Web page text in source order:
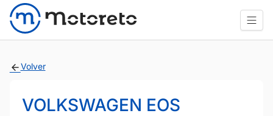
Volver
VOLKSWAGEN EOS